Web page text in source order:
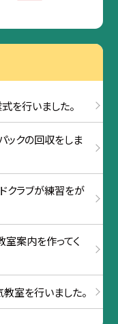
を行いました。
ックの回収をしま
クラブが練習をが
室案内を作ってく
室を行いました。